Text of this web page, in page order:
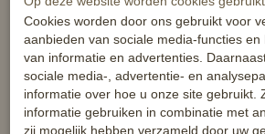
Cookies worden door ons gebruikt voor
aanbieden van sociale media-functies en
van informatie en advertenties.
sociale media-, advertentie- en
informatie over hoe u onze site gebruikt.
informatie gebruiken in combinatie met
zij mogelijk hebben verzameld door uw